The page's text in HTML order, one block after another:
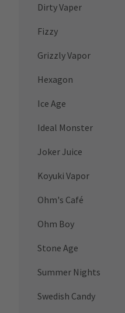
Dirty Vaper
Fizzy
Grizzly Vapor
Hexagon
Ice Age
Ideal Monster
Joker Juice
Koyuki Vapor
Ohm's Café
Ohm Boy
Stone Age
Summer Nights
Swedish Candy